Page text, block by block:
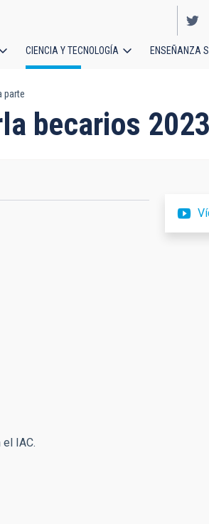
CIENCIA Y TECNOLOGÍA ENSEÑANZA
parte
becarios
IAC.